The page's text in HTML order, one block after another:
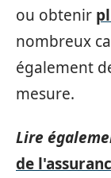
ou obtenir
nombreux
également
mesure.
Lire
de